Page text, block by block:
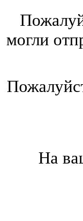
могли
На